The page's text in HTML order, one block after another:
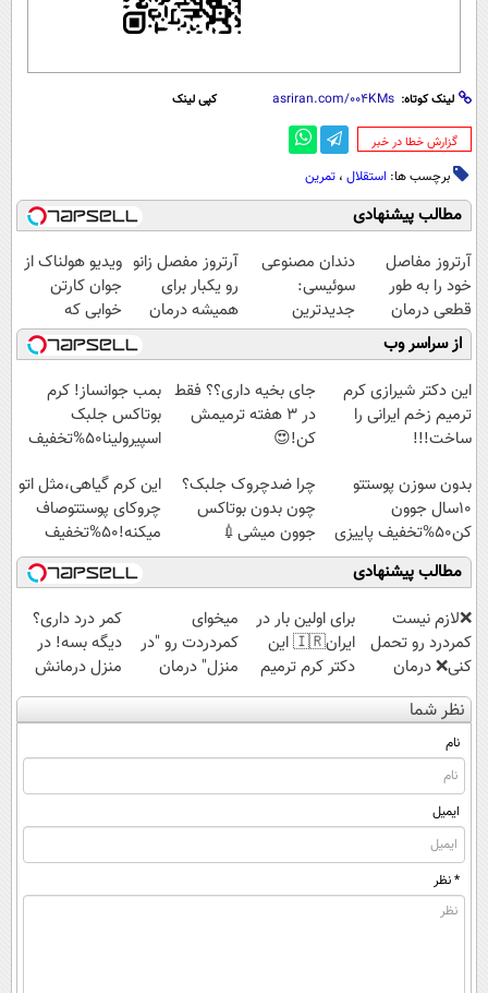
لینک کوتاه: کپی لینک
‌گزارش خطا در خبر
برچسب ها: استقلال ، تمرین
مطالب پیشنهادی
آرتروز مفاصل
خود را به طور
قطعی درمان
کنید!
◗پرسش‌نامه◖
دندان مصنوعی
سوئیسی:
جدیدترین
فناوری اروپا،
سبک و مقاوم |
پرداخت قسطی
آرتروز مفصل زانو
رو یکبار برای
همیشه درمان
کن!
◗پرسش‌نامه◖
ویدیو هولناک از
جوان کارتن
خوابی که
میلیاردر شد.
آموزش رایگان
از سراسر وب
این دکتر شیرازی کرم
ترمیم زخم ایرانی را
ساخت!!!
جای بخیه داری؟؟ فقط
در 3 هفته ترمیمش
کن!😍
بمب جوانساز! کرم
بوتاکس جلبک
اسپیرولینا50%تخفیف
بدون سوزن پوستتو
10سال جوون
کن50%تخفیف پاییزی
چرا ضدچروک جلبک؟
چون بدون بوتاکس
جوون میشی💉
۴۰٪تخفیف
این کرم گیاهی،مثل اتو
چروکای پوستتوصاف
میکنه!50%تخفیف
مطالب پیشنهادی
❌لازم نیست
کمردرد رو تحمل
کنی❌ درمان
بدون جراحی و
قرص
(پرسشنامه)
برای اولین بار در
ایران🇮🇷 این
دکتر کرم ترمیم
کننده 23 روزه
ساخت!
میخوای
کمردردت رو "در
منزل" درمان
کنی؟ (◂فیلم +
◂پرسش‌نامه)
کمر درد داری؟
دیگه بسه! در
منزل درمانش
کن
(◀پرسش‌نامه)
نظر شما
نام
ایمیل
* نظر